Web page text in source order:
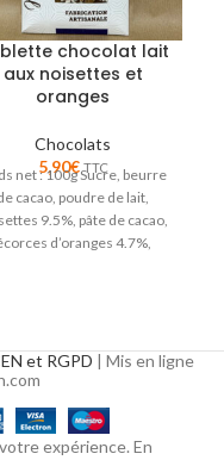
chocolat lait
aux noisettes et
oranges
Chocolats
5,90€ TTC
net : 100g Sucre, beurre
cacao, poudre de lait,
9.5%, pâte de cacao,
d’oranges 4.7%,
et RGPD | Mis en ligne
expérience. En